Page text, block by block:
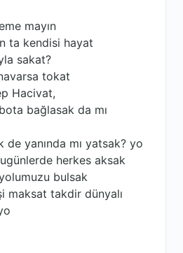
mayın
ta kendisi hayat
sakat?
tokat
Hacivat,
bağlasak da mı
de yanında mı yatsak? yo
herkes aksak
bulsak
maksat takdir dünyalı